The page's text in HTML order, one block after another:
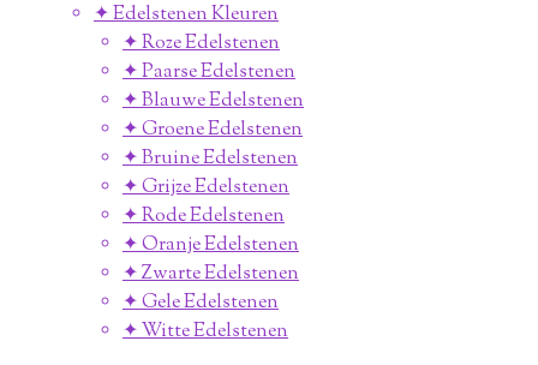
✦ Edelstenen Kleuren
✦ Roze Edelstenen
✦ Paarse Edelstenen
✦ Blauwe Edelstenen
✦ Groene Edelstenen
✦ Bruine Edelstenen
✦ Grijze Edelstenen
✦ Rode Edelstenen
✦ Oranje Edelstenen
✦ Zwarte Edelstenen
✦ Gele Edelstenen
✦ Witte Edelstenen